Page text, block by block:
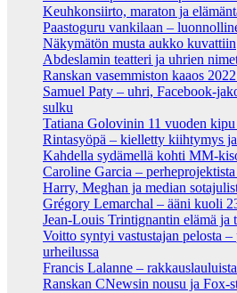
Keuhkonsiirto, maraton ja
Paastoguru vankilaan –
Näkymätön musta aukko kuvattiin
Abdeslamin teatteri ja uhrien
Ranskan vasemmiston kaaos
Samuel Paty – uhri, Facebook-
sulku
Tatiana Golovinin 11 vuoden
Rintasyöpä – kielletty kiihtymys
Kahdella sydämellä kohti MM-
Caroline Garcia –
Harry, Meghan ja median
Grégory Lemarchal – ääni kuoli
Jean-Louis Trintignantin elämä ja
Voitto syntyi vastustajan pelosta
urheilussa
Francis Lalanne –
Ranskan CNewsin nousu ja Fox-